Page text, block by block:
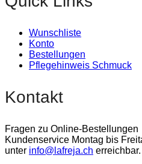
Wunschliste
Konto
Bestellungen
Pflegehinweis Schmuck
Kontakt
Fragen zu Online-Bestellungen
Kundenservice Montag bis
unter info@lafreja.ch erreichbar.